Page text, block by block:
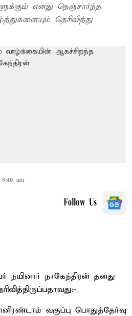
எனது நெஞ்சார்ந்த
தெரிவித்து
am
Follow Us
நயினார் நாகேந்திரன் தனது
வகுப்பு பொதுத்தேர்வு